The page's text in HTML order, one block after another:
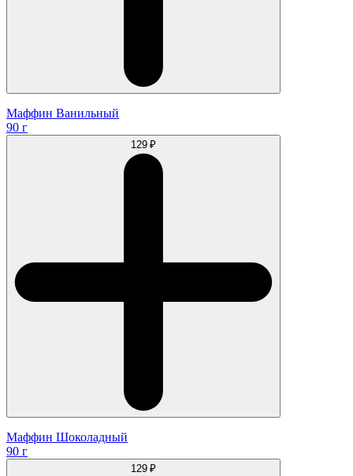
Маффин Ванильный
90 г
129 ₽
Маффин Шоколадный
90 г
129 ₽